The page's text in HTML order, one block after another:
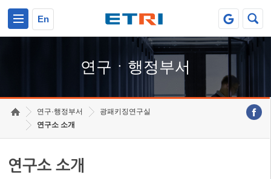
En
연구ㆍ행정부서
연구·행정부서
광패키징연구실
연구소 소개
연구소 소개